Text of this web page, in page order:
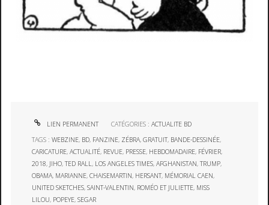
LIEN PERMANENT CATÉGORIES :ACTUALITE BD
TAGS :WEBZINE, BD, FANZINE, ZÉBRA,GRATUIT, BANDE-DESSINÉE,
CARICATURE,ACTUALITÉ, REVUE, PRESSE, HEBDOMADAIRE, FÉVRIER,
2018, JIHO,TED RALL, LOS ANGELES TIMES,AFGHANISTAN,TRUMP,
OBAMA, MARIANNE,CHAISEMARTIN, HERSANT, MÉMORIAL CAEN,
UNITED SKETCHES,SAINT-VALENTIN, ROMÉO ET JULIETTE, MISS
LILOU, POPEYE,SEGAR